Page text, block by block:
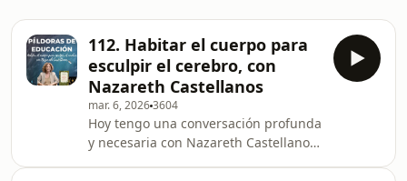
112. Habitar el cuerpo para
esculpir el cerebro, con
Nazareth Castellanos
mar. 6, 20263604
Hoy tengo una conversación profunda
y necesaria con Nazareth Castellanos,